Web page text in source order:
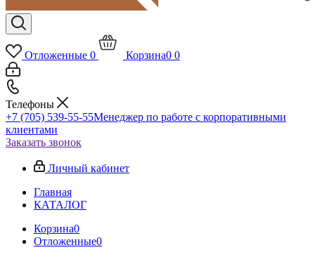
Отложенные 0 Корзина0 0
Телефоны
+7 (705) 539-55-55Менеджер по работе с корпоративными
клиентами
Заказать звонок
Личный кабинет
Главная
КАТАЛОГ
Корзина0
Отложенные0